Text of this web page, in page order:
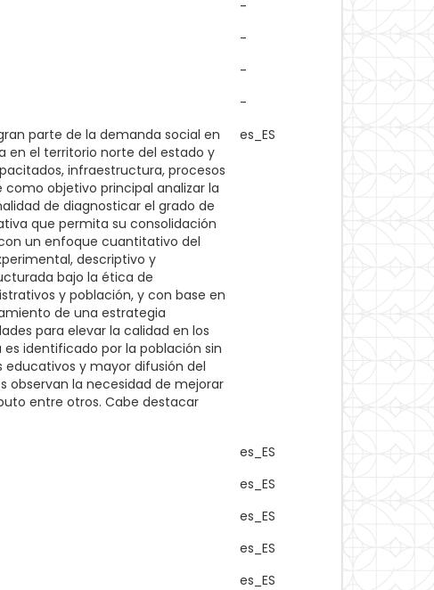
-
-
-
-
parte de la demanda social en
en el territorio norte del estado y
infraestructura, procesos
objetivo principal analizar la
de diagnosticar el grado de
que permita su consolidación
un enfoque cuantitativo del
descriptivo y
bajo la ética de
y población, y con base en
de una estrategia
para elevar la calidad en los
identificado por la población sin
y mayor difusión del
observan la necesidad de mejorar
entre otros. Cabe destacar
es_ES
es_ES
es_ES
es_ES
es_ES
es_ES